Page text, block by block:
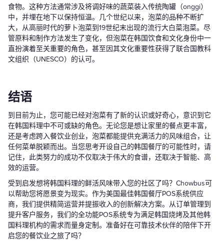
食物。这种方法通常涉及将调好味的蔬菜装入传统陶罐（onggi）
中，并埋在地下以保持恒温。几个世纪以来，泡菜的品种不断扩
大，从高丽时代的萝卜泡菜到19世纪末出现的流行大白菜泡菜。尽
管原料和制作方法发生了变化，但泡菜在韩国饮食和文化身份中一
直扮演着至关重要的角色，甚至因其文化重要性获得了联合国教科
文组织（UNESCO）的认可。
结语
到目前为止，您可能已经对泡菜有了新的认识或好奇心，意识到它
在韩国料理中不可或缺的角色。无论您是想让家里的餐点更丰富，
还是考虑跨入餐饮业创业，泡菜都能提供充满活力的风味组合，让
任何菜单脱颖而出。当您思考开设自己的韩国餐厅的可能性时，请
记住，此类努力的成功不仅取决于伟大的食谱，还取决于智能、高
效的运营。
受到启发想将韩国料理的鲜活风味带入您的社区了吗？Chowbus可
以帮助您将愿景变为现实。作为美国最佳韩国餐厅POS系统供应
商，我们提供精简运营并提振收入的创新解决方案。从订单管理到
提升客户服务，我们的全功能POS系统专为满足韩国烧烤及其他韩
国料理机构的需求而量身定制。准备好在可靠技术伙伴的陪伴下开
启您的餐饮业之旅了吗？